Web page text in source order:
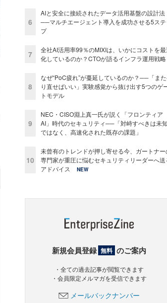
6
AIと安全に接続されたデータ活用基盤の設計法
──マルチエージェント導入を成功させる5ステ
プ
7
全社AI活用率99％のMIXIは、いかにコストを最
化しているのか？CTOが語るインフラ運用戦略
8
なぜ“PoC疲れ”が蔓延しているのか？──「ま
り直せばいい」実験感覚から抜け出す5つのゲ
トモデル
9
NEC・CISO淵上真一氏が説く「フロンティア
AI」時代のセキュリティ──「対峙すべきは未知
ではなく、高速化された既存の課題」
10
未曾有のトレンドが押し寄せる今、ガートナー
専門家が重圧に悩むセキュリティリーダーへ送
アドバイス
NEW
新規会員登録 無料 のご案内
・全ての過去記事が閲覧できます
・会員限定メルマガを受信できます
メールバックナンバー